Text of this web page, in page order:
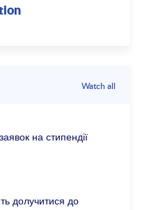
Watch all
на стипендії
долучитися до